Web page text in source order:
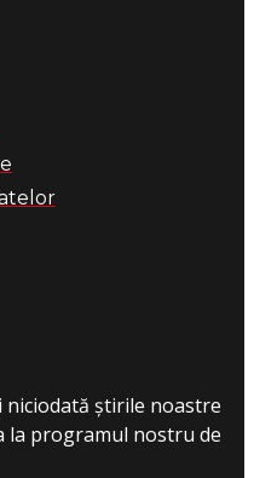
știrile noastre
la programul nostru de